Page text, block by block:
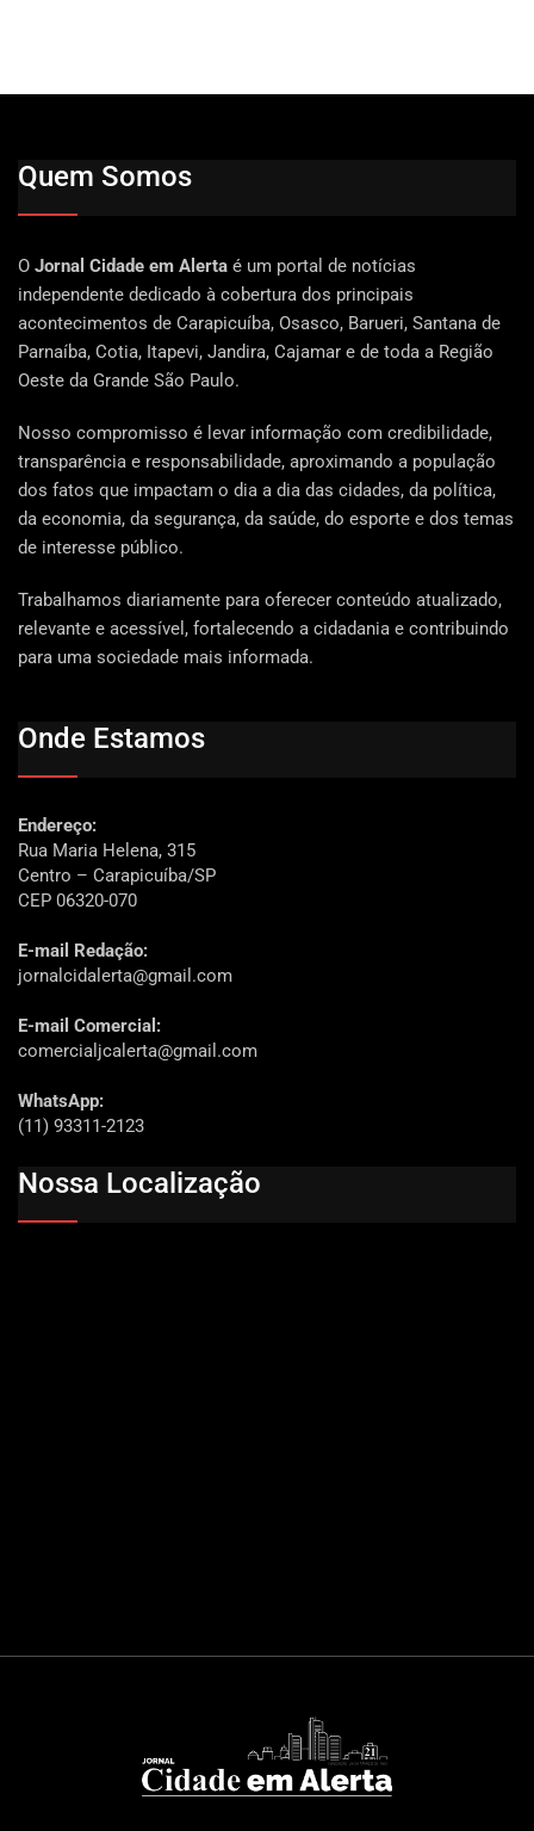
Quem Somos
O Jornal Cidade em Alerta é um portal de notícias
independente dedicado à cobertura dos principais
acontecimentos de Carapicuíba, Osasco, Barueri, Santana de
Parnaíba, Cotia, Itapevi, Jandira, Cajamar e de toda a Região
Oeste da Grande São Paulo.
Nosso compromisso é levar informação com credibilidade,
transparência e responsabilidade, aproximando a população
dos fatos que impactam o dia a dia das cidades, da política,
da economia, da segurança, da saúde, do esporte e dos temas
de interesse público.
Trabalhamos diariamente para oferecer conteúdo atualizado,
relevante e acessível, fortalecendo a cidadania e contribuindo
para uma sociedade mais informada.
Onde Estamos
Endereço:
Rua Maria Helena, 315
Centro – Carapicuíba/SP
CEP 06320-070
E-mail Redação:
jornalcidalerta@gmail.com
E-mail Comercial:
comercialjcalerta@gmail.com
WhatsApp:
(11) 93311-2123
Nossa Localização